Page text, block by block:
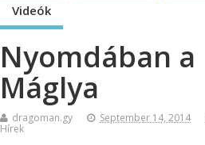
Videók
Nyomdában a
Máglya
dragoman.gy
September 14, 2014
Hírek